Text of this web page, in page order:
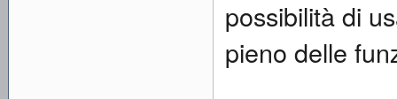
possibilità di
pieno delle